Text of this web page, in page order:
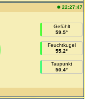
22:27:47
Gefühlt
59.5°
Feuchtkugel
55.2°
Taupunkt
50.4°